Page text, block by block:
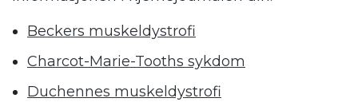
Beckers muskeldystrofi
Charcot-Marie-Tooths sykdom
Duchennes muskeldystrofi